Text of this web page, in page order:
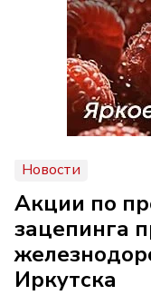
Новости
Акции по
зацепинга
Иркутска